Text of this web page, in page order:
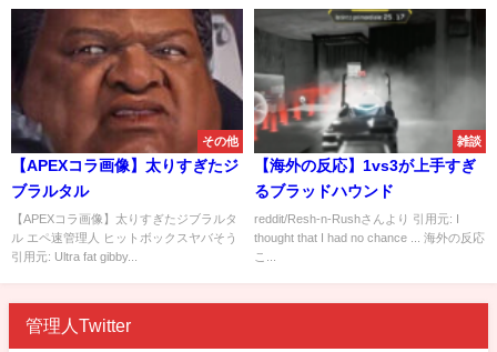
その他
【APEXコラ画像】太りすぎたジ
ブラルタル
【APEXコラ画像】太りすぎたジブラルタ
ル エペ速管理人 ヒットボックスヤバそう
引用元: Ultra fat gibby...
雑談
【海外の反応】1vs3が上手すぎ
るブラッドハウンド
reddit/Resh-n-Rushさんより 引用元: I
thought that I had no chance ... 海外の反応
こ...
管理人Twitter